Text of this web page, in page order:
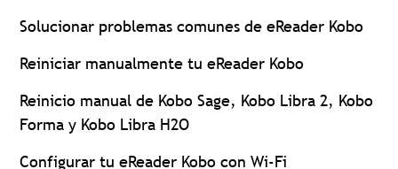
Solucionar problemas comunes de eReader Kobo
Reiniciar manualmente tu eReader Kobo
Reinicio manual de Kobo Sage, Kobo Libra 2, Kobo
Forma y Kobo Libra H2O
Configurar tu eReader Kobo con Wi-Fi